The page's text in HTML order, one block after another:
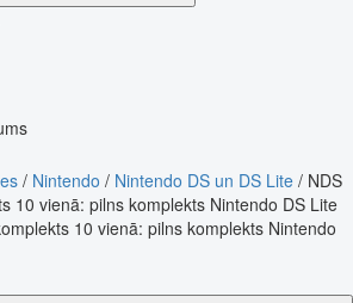
/ Nintendo / Nintendo DS un DS Lite / NDS
10 vienā: pilns komplekts Nintendo DS Lite